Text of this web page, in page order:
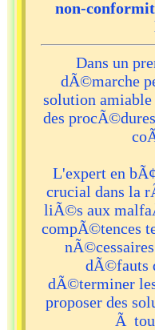
non-
Dans un
dÃ©marche
solution
des
L'expert en
crucial dans la
liÃ©s aux
compÃ©tences
dÃ©fauts
dÃ©terminer
proposer des
Ã